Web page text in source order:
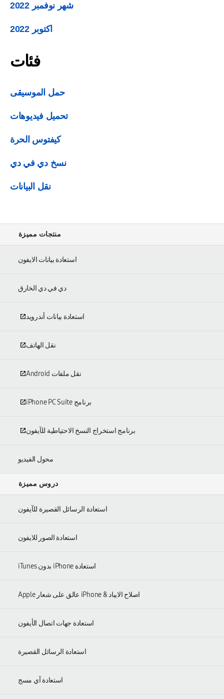
شهر نوفمبر 2022
اكتوبر 2022
فئات
حمل الموسيقى
تحميل فيديوهات
كيفتوس الحرة
نسخ دي في دي
نقل البيانات
منتجات مميزة
استعادة بيانات الايفون
دي في دي الخارق
استعادة بيانات أندرويد
نقل الهاتف
نقل ملفات Android
برنامج استخراج النسخ الاحتياطية للآيفون
محول الفيديو
دروس مميزة
استعادة الرسائل القصيرة للآيفون
استعادة الصور للايفون
استعادة iPhone بدون iTunes
اصلاح الايباد & iPhone عالق على شعار Apple
استعادة جهات اتصال الأيفون
استعادة الرسائل القصيرة
استعادة آي مسج